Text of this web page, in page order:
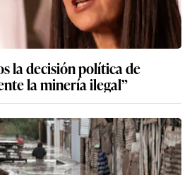
la decisión política de
la minería ilegal”